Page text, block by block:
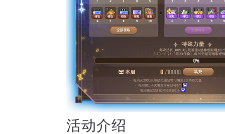
活动介绍